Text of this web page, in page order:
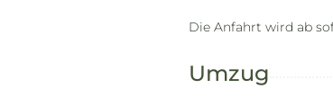
Die Anfahrt wird ab
Umzug